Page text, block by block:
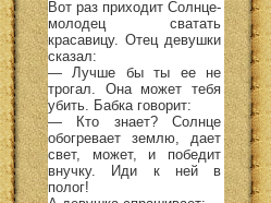
Вот раз приходит Солнце-
молодец сватать
красавицу. Отец девушки
сказал:
— Лучше бы ты ее не
трогал. Она может тебя
убить. Бабка говорит:
— Кто знает? Солнце
обогревает землю, дает
свет, может, и победит
внучку. Иди к ней в
полог!